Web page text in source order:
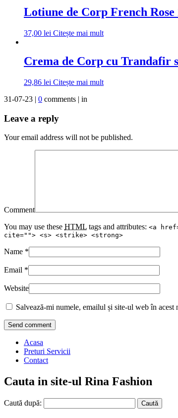
Lotiune de Corp French
37,00 lei Citește mai mult
Crema de Corp cu Trandafir
29,86 lei Citește mai mult
31-07-23 | 0 comments | in
Leave a reply
Your email address will not be published.
Comment
You may use these HTML tags and attributes: <a
cite=""> <s> <strike> <strong>
Name *
Email *
Website
Salvează-mi numele, emailul și site-ul web în
Acasa
Preturi Servicii
Contact
Cauta in site-ul Rina Fashion
Caută după: